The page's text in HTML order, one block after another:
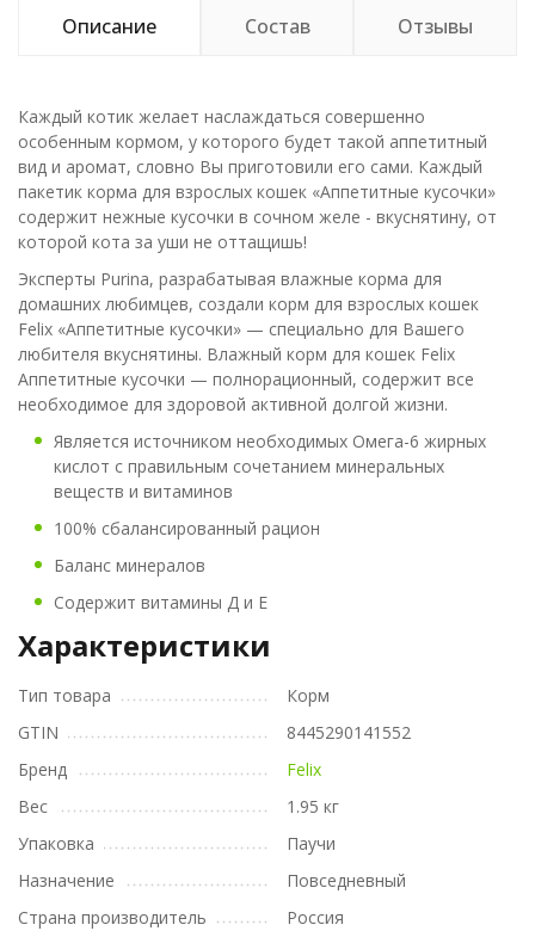
Описание Состав Отзывы
Каждый котик желает наслаждаться совершенно
особенным кормом, у которого будет такой аппетитный
вид и аромат, словно Вы приготовили его сами. Каждый
пакетик корма для взрослых кошек «Аппетитные кусочки»
содержит нежные кусочки в сочном желе - вкуснятину, от
которой кота за уши не оттащишь!
Эксперты Purina, разрабатывая влажные корма для
домашних любимцев, создали корм для взрослых кошек
Felix «Аппетитные кусочки» — специально для Вашего
любителя вкуснятины. Влажный корм для кошек Felix
Аппетитные кусочки — полнорационный, содержит все
необходимое для здоровой активной долгой жизни.
Является источником необходимых Омега-6 жирных
кислот с правильным сочетанием минеральных
веществ и витаминов
100% сбалансированный рацион
Баланс минералов
Содержит витамины Д и Е
Характеристики
Тип товара
Корм
GTIN
8445290141552
Бренд
Felix
Вес
1.95 кг
Упаковка
Паучи
Назначение
Повседневный
Страна производитель
Россия